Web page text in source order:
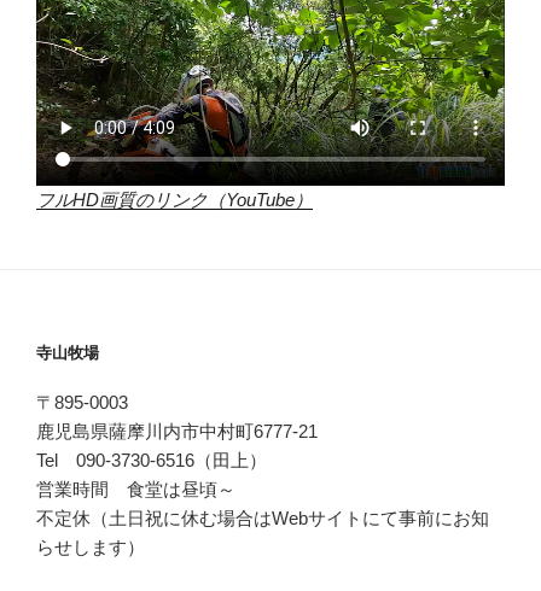
フルHD画質のリンク（YouTube）
寺山牧場
〒895-0003
鹿児島県薩摩川内市中村町6777-21
Tel 090-3730-6516（田上）
営業時間 食堂は昼頃～
不定休（土日祝に休む場合はWebサイトにて事前にお知
らせします）